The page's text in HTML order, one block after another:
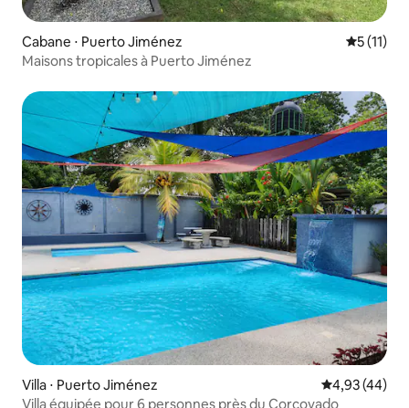
Cabane ⋅ Puerto Jiménez
5 (11)
Maisons tropicales à Puerto Jiménez
Villa ⋅ Puerto Jiménez Évaluation
4,93 (44)
Villa équipée pour 6 personnes près du Corcovado